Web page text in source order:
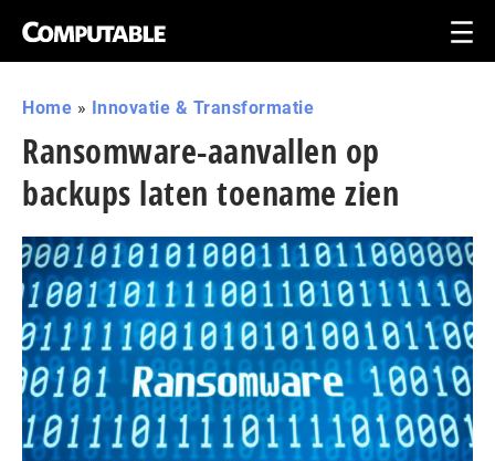
Home » Innovatie & Transformatie
Ransomware-aanvallen op
backups laten toename zien